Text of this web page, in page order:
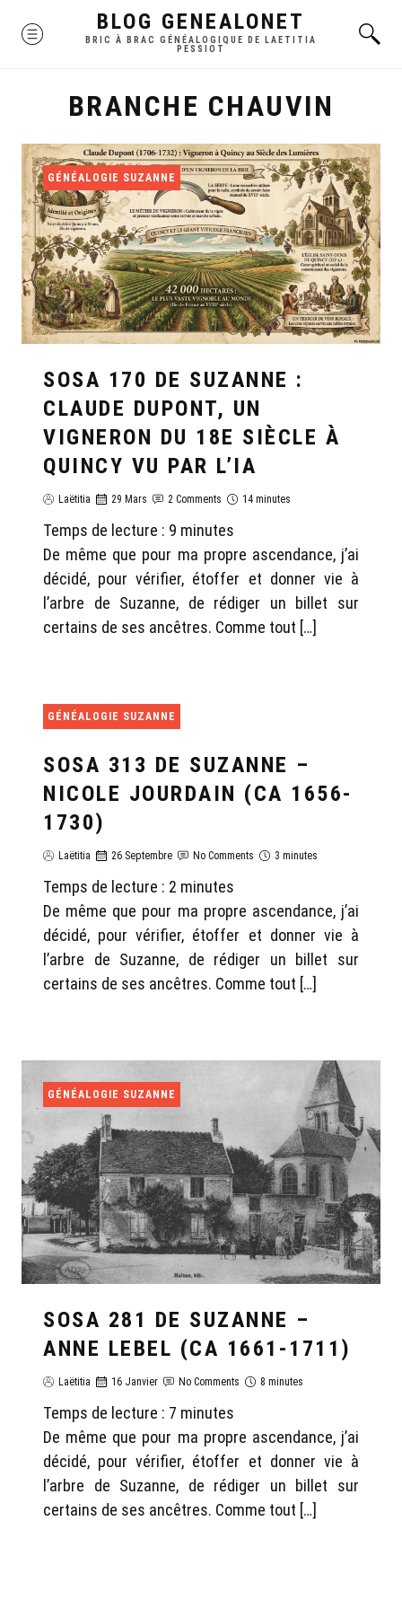
MENU BLOG GENEALONET
BRIC À BRAC GÉNÉALOGIQUE DE LAETITIA
PESSIOT
BRANCHE CHAUVIN
GÉNÉALOGIE SUZANNE
SOSA 170 DE SUZANNE :
CLAUDE DUPONT, UN
VIGNERON DU 18E SIÈCLE À
QUINCY VU PAR L’IA
Laëtitia 29 Mars 2 Comments 14 minutes
Temps de lecture : 9 minutes
De même que pour ma propre ascendance, j’ai
décidé, pour vérifier, étoffer et donner vie à
l’arbre de Suzanne, de rédiger un billet sur
certains de ses ancêtres. Comme tout […]
GÉNÉALOGIE SUZANNE
SOSA 313 DE SUZANNE –
NICOLE JOURDAIN (CA 1656-
1730)
Laëtitia 26 Septembre No Comments 3 minutes
Temps de lecture : 2 minutes
De même que pour ma propre ascendance, j’ai
décidé, pour vérifier, étoffer et donner vie à
l’arbre de Suzanne, de rédiger un billet sur
certains de ses ancêtres. Comme tout […]
GÉNÉALOGIE SUZANNE
SOSA 281 DE SUZANNE –
ANNE LEBEL (CA 1661-1711)
Laëtitia 16 Janvier No Comments 8 minutes
Temps de lecture : 7 minutes
De même que pour ma propre ascendance, j’ai
décidé, pour vérifier, étoffer et donner vie à
l’arbre de Suzanne, de rédiger un billet sur
certains de ses ancêtres. Comme tout […]